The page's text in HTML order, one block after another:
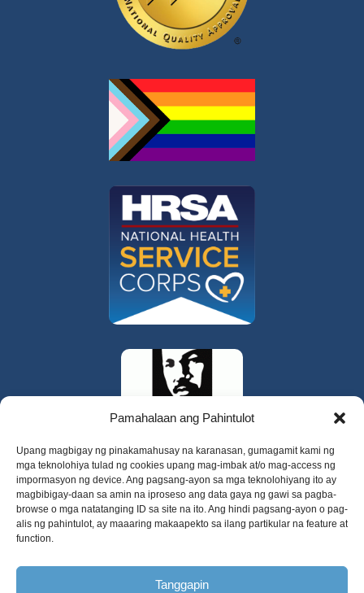
Pamahalaan ang Pahintulot
Upang magbigay ng pinakamahusay na karanasan, gumagamit kami ng
mga teknolohiya tulad ng cookies upang mag-imbak at/o mag-access ng
impormasyon ng device. Ang pagsang-ayon sa mga teknolohiyang ito ay
magbibigay-daan sa amin na iproseso ang data gaya ng gawi sa pagba-
browse o mga natatanging ID sa site na ito. Ang hindi pagsang-ayon o pag-
alis ng pahintulot, ay maaaring makaapekto sa ilang partikular na feature at
function.
Tanggapin
325 W Gowe Street, Kent, Washington 98032